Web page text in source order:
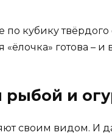
по кубику
готова – и
рыбой и
своим видом. И